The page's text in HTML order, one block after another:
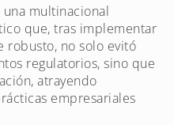
multinacional
que, tras implementar
robusto, no solo evitó
regulatorios, sino que
atrayendo
empresariales